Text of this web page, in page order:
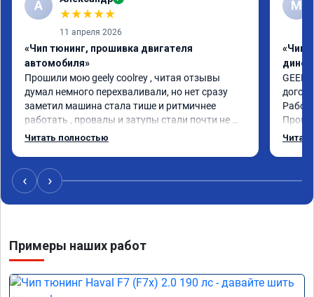
А
★★★★★
11 апреля 2026
«Чип тюнинг, прошивка двигателя
автомобиля»
Прошили мою geely coolrey , читая отзывы
думал немного перехваливали, но нет сразу
заметил машина стала тише и ритмичнее
работать , провалы и затупы стали почти не
заметны , а динамика возросла ощутимо , на
очень доволен прошивкой 👍
Читать полностью
М
«Чип
50нм,
‹ ›
Примеры наших работ